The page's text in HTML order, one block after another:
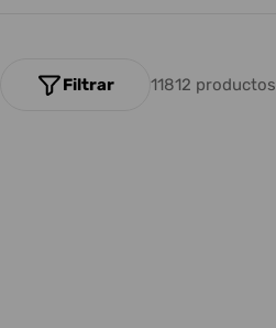
11812 productos
Filtrar